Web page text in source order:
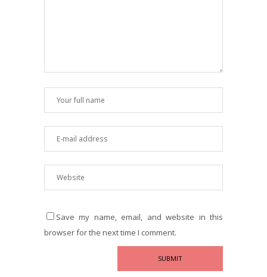
Save my name, email, and website in this
browser for the next time I comment.